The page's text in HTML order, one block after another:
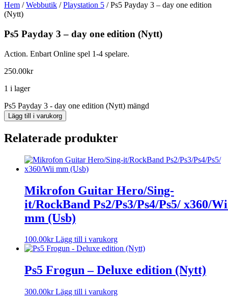
Hem /Webbutik /Playstation 5 / Ps5 Payday 3 – day one edition
(Nytt)
Ps5 Payday 3 – day one edition (Nytt)
Action. Enbart Online spel 1-4 spelare.
250.00kr
1 i lager
Ps5 Payday 3 - day one edition (Nytt) mängd
Lägg till i varukorg
Relaterade produkter
Mikrofon Guitar Hero/Sing-
it/RockBand Ps2/Ps3/Ps4/Ps5/ x360/
mm (Usb)
100.00kr Lägg till i varukorg
Ps5 Frogun – Deluxe edition (Nytt)
300.00kr Lägg till i varukorg